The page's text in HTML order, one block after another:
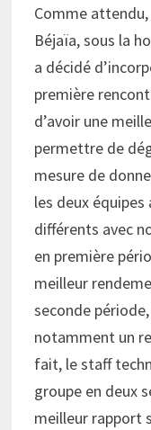
Comme
Béjaïa, sous la
a décidé
première
d’avoir une
permettre de
mesure de
les deux
différents avec
en première
meilleur
seconde période,
notamment un
fait, le staff
groupe en deux
meilleur rapport